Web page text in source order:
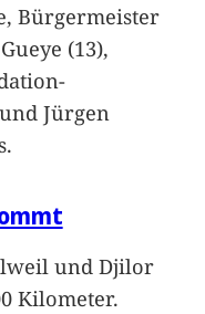
Bürgermeister
(13),
Jürgen
und Djilor
Kilometer.